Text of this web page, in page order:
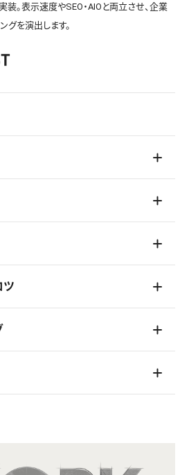
装。表示速度やSEO・AIOと両立させ、企業
グを演出します。
ツ